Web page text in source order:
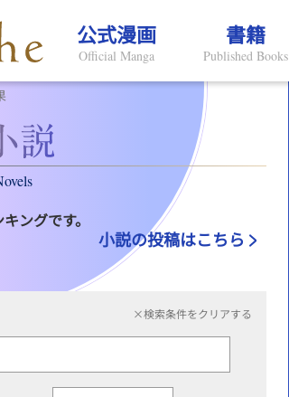
公式漫画
Official Manga
書籍
Published Books
ングです。
小説の投稿はこちら
×検索条件をクリアする